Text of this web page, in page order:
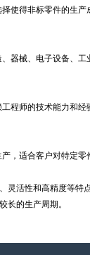
使得非标零件的生产
器械、电子设备、工
程师的技术能力和经
，适合客户对特定零
灵活性和高精度等特
长的生产周期。